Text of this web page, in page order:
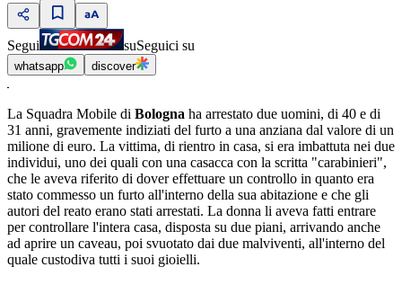
Segui suSeguici su
whatsapp discover
La Squadra Mobile di Bologna ha arrestato due uomini, di 40 e di
31 anni, gravemente indiziati del furto a una anziana dal valore di un
milione di euro. La vittima, di rientro in casa, si era imbattuta nei due
individui, uno dei quali con una casacca con la scritta "carabinieri",
che le aveva riferito di dover effettuare un controllo in quanto era
stato commesso un furto all'interno della sua abitazione e che gli
autori del reato erano stati arrestati. La donna li aveva fatti entrare
per controllare l'intera casa, disposta su due piani, arrivando anche
ad aprire un caveau, poi svuotato dai due malviventi, all'interno del
quale custodiva tutti i suoi gioielli.